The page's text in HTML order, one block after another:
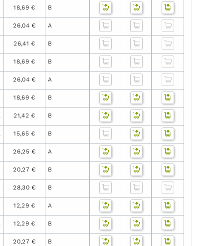
18,69 € B
26,04 € A
26,41 € B
18,69 € B
26,04 € A
18,69 € B
21,42 € B
15,65 € B
26,25 € A
20,27 € B
28,30 € B
12,29 € A
12,29 € B
20,27 € B